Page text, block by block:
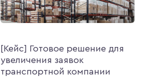
[Кейс] Готовое решение для
увеличения заявок
транспортной компании